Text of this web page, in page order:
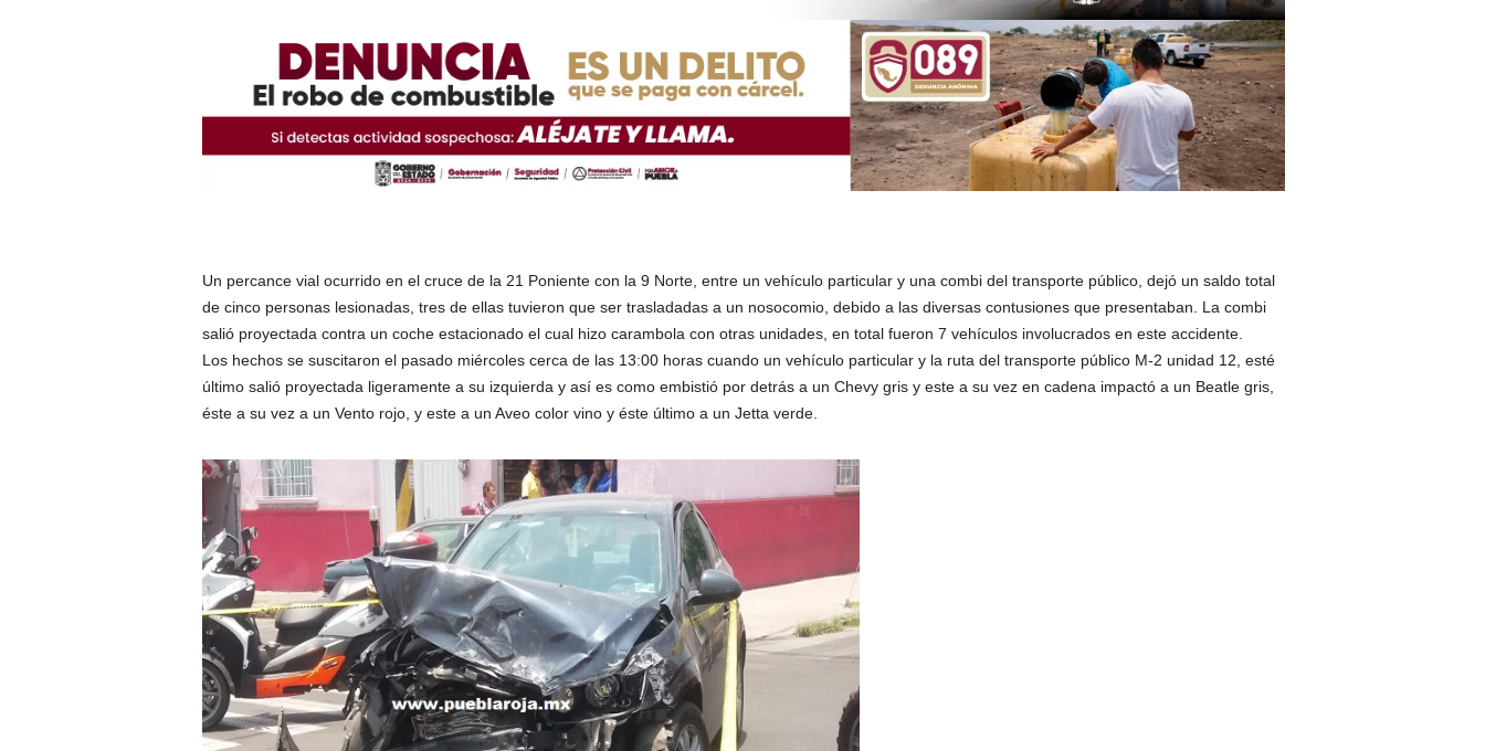
Un percance vial ocurrido en el cruce de la 21 Poniente con la 9 Norte, entre un vehículo particular y una combi del transporte público, dejó un saldo total
de cinco personas lesionadas, tres de ellas tuvieron que ser trasladadas a un nosocomio, debido a las diversas contusiones que presentaban. La combi
salió proyectada contra un coche estacionado el cual hizo carambola con otras unidades, en total fueron 7 vehículos involucrados en este accidente.
Los hechos se suscitaron el pasado miércoles cerca de las 13:00 horas cuando un vehículo particular y la ruta del transporte público M-2 unidad 12, esté
último salió proyectada ligeramente a su izquierda y así es como embistió por detrás a un Chevy gris y este a su vez en cadena impactó a un Beatle gris,
éste a su vez a un Vento rojo, y este a un Aveo color vino y éste último a un Jetta verde.